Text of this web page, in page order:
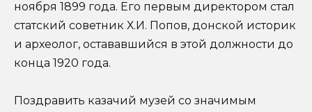
ноября 1899 года. Его первым директором стал
статский советник Х.И. Попов, донской историк
и археолог, остававшийся в этой должности до
конца 1920 года.
Поздравить казачий музей со значимым